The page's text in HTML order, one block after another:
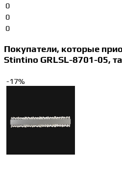
0
0
0
Покупатели, которые
Stintino GRLSL-8701-05,
-17%